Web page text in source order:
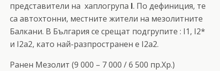
представители на хаплогрупа I. По дефиниция, те
са автохтонни, местните жители на мезолитните
Балкани. В България се срещат подгрупите : I1, I2*
и I2a2, като най-разпространен е I2а2.
Ранен Мезолит (9 000 – 7 000 / 6 500 пр.Хр.)